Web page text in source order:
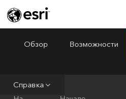
ArcGIS Pro
Обзор Возможности
Справка